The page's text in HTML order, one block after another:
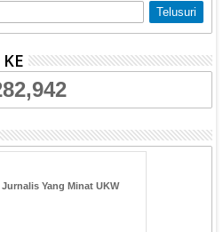
Yang Minat UKW